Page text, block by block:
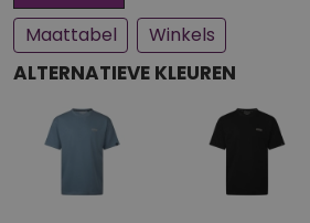
Maattabel
Winkels
ALTERNATIEVE KLEUREN